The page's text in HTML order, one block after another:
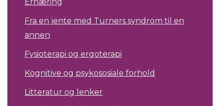
Ernæring
Fra en jente med Turners syndrom til en
annen
Fysioterapi og ergoterapi
Kognitive og psykososiale forhold
Litteratur og lenker